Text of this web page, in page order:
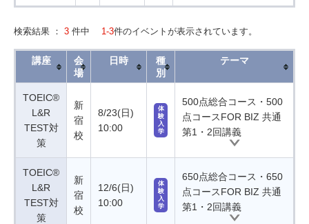
検索結果 ： 3 件中 1-3件のイベントが表示されています。
講座
会
場
日時
種
別
テーマ
TOEIC®
L&R
TEST対
策
新
宿
校
8/23(日)
10:00
体
験
入
学
500点総合コース・500
点コースFOR BIZ 共通
第1・2回講義
TOEIC®
L&R
TEST対
策
新
宿
校
12/6(日)
10:00
体
験
入
学
650点総合コース・650
点コースFOR BIZ 共通
第1・2回講義